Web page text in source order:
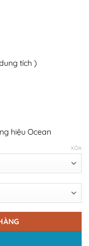
tích )
hiệu Ocean
XÓA